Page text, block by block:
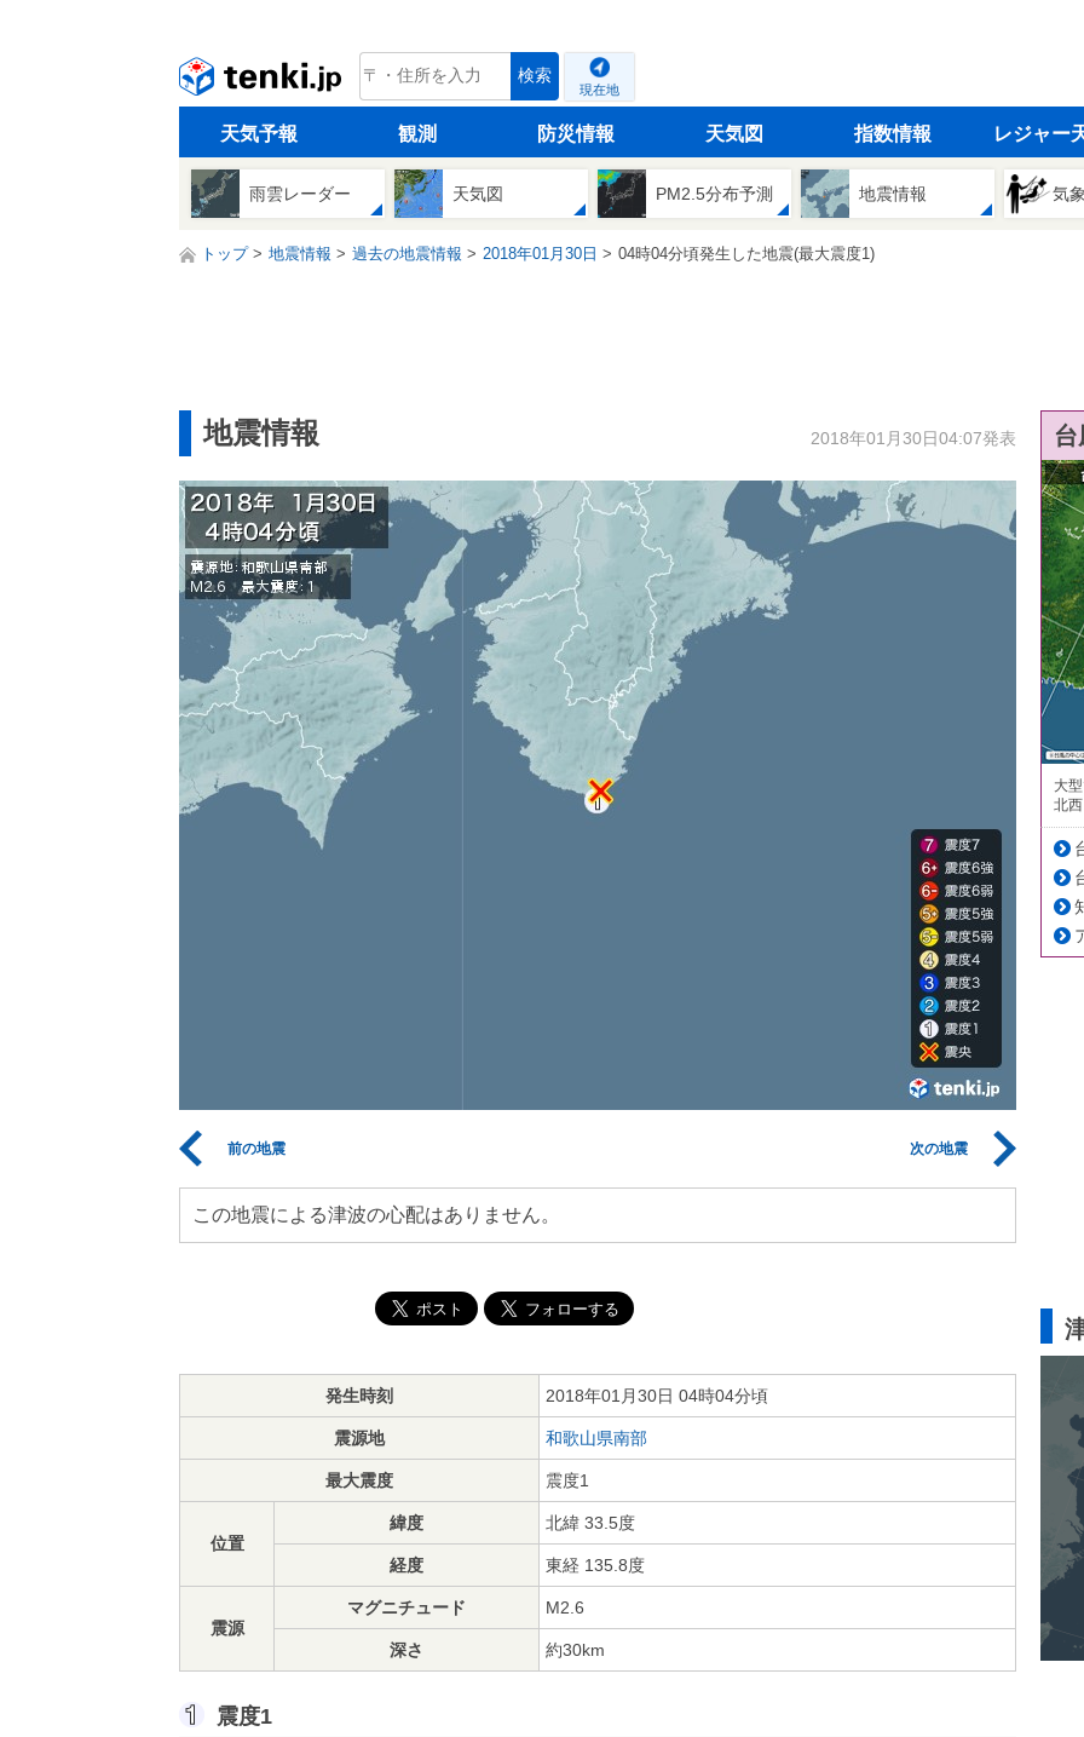
tenki.jp 検索
現在地
天気予報 観測 防災情報 天気図 指数情報 レジャー
雨雲レーダー 天気図 PM2.5分布予測 地震情報 気
トップ 地震情報 過去の地震情報 2018年01月30日 04時04分頃発生した地震(最大震度1)
地震情報 2018年01月30日04:07発表
前の地震 次の地震
この地震による津波の心配はありません。
発生時刻 2018年01月30日 04時04分頃
震源地 和歌山県南部
最大震度 震度1
位置
緯度 北緯 33.5度
経度 東経 135.8度
震源
マグニチュード M2.6
深さ 約30km
震度1
大
北